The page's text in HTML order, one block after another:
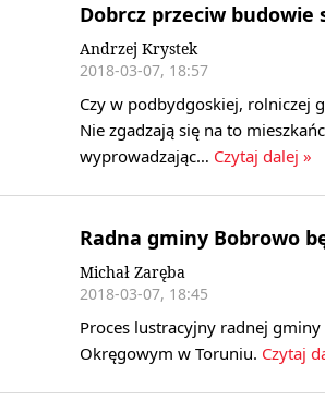
Dobrcz przeciw budowie
Andrzej Krystek
2018-03-07, 18:57
Czy w podbydgoskiej, rolniczej
Nie zgadzają się na to
wyprowadzając… Czytaj dalej »
Radna gminy Bobrowo
Michał Zaręba
2018-03-07, 18:45
Proces lustracyjny radnej gminy
Okręgowym w Toruniu. Czytaj